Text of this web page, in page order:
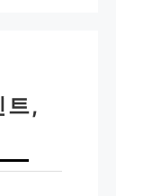
트,